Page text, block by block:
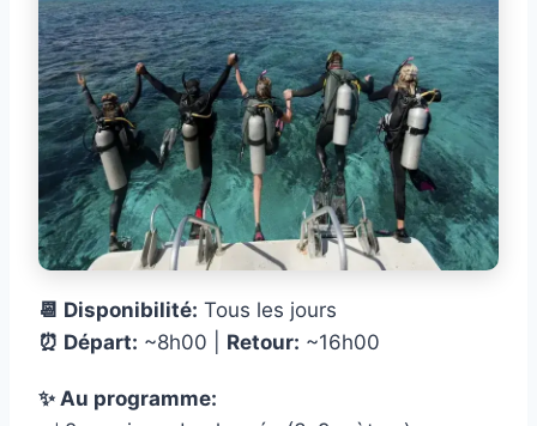
📆 Disponibilité: Tous les jours
⏰ Départ: ~8h00 | Retour: ~16h00
✨ Au programme: